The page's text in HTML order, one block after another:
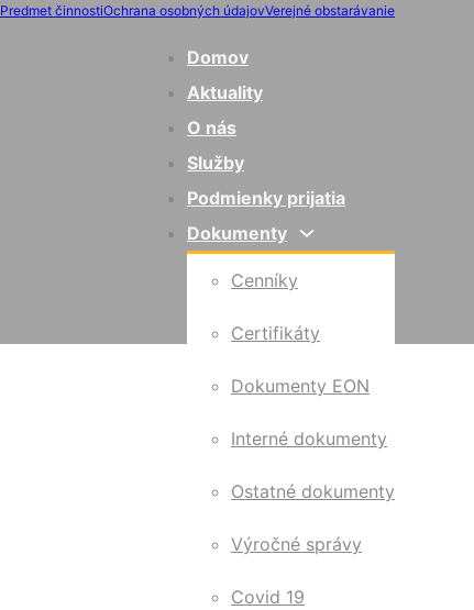
Predmet činnostiOchrana osobných údajovVerejné obstarávanie
Domov
Aktuality
O nás
Služby
Podmienky prijatia
Dokumenty
Cenníky
Certifikáty
Dokumenty EON
Interné dokumenty
Ostatné dokumenty
Výročné správy
Covid 19